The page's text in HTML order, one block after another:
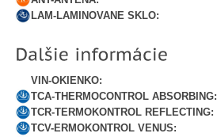
LAM-LAMINOVANE SKLO:
VIN-OKIENKO:
TCA-THERMOCONTROL ABSORBING:
TCR-TERMOKONTROL REFLECTING:
TCV-ERMOKONTROL VENUS: